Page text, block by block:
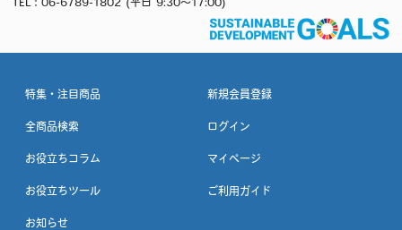
特集・注目商品
全商品検索
お役立ちコラム
お役立ちツール
お知らせ
新規会員登録
ログイン
マイページ
ご利用ガイド